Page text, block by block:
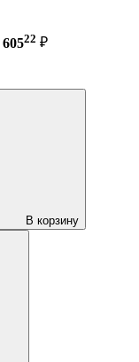
60522 ₽
В корзину